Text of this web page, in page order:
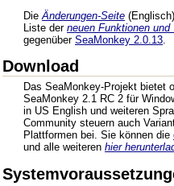
Die Änderungen-Seite
Liste der neuen Funktionen und
gegenüber SeaMonkey 2.0.13
Download
Das SeaMonkey-Projekt bietet
SeaMonkey 2.1 RC 2 für
in US English und weiteren
Community steuern auch
Plattformen bei. Sie können die
und alle weiteren hier